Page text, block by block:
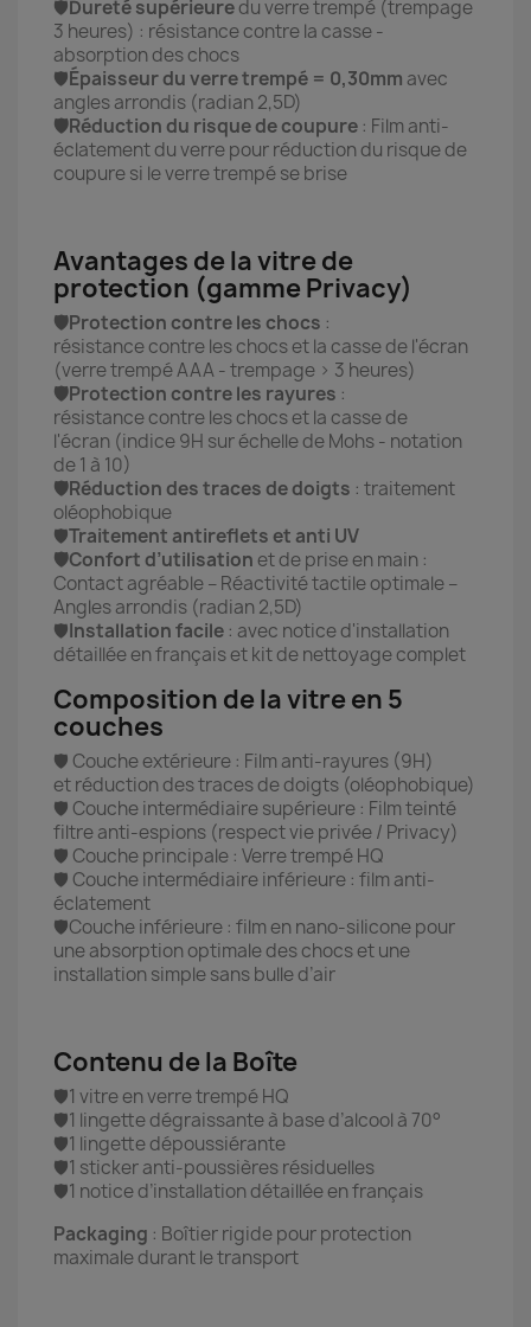
🛡️Dureté supérieuredu verre trempé (trempage
3 heures) : résistance contre la casse -
absorption des chocs
🛡️Épaisseur du verre trempé = 0,30mm avec
angles arrondis (radian 2,5D)
🛡️Réduction du risque de coupure : Film anti-
éclatement du verre pour réduction du risque de
coupure si le verre trempé se brise
Avantages de la vitre de
protection (gamme Privacy)
🛡️Protection contre les chocs :
résistance contre les chocs et la casse de l'écran
(verre trempé AAA - trempage > 3 heures)
🛡️Protection contre les rayures :
résistance contre les chocs et la casse de
l'écran (indice 9H sur échelle de Mohs - notation
de 1 à 10)
🛡️Réduction des traces de doigts : traitement
oléophobique
🛡️Traitement antireflets et anti UV
🛡️Confort d’utilisation et de prise en main :
Contact agréable – Réactivité tactile optimale –
Angles arrondis (radian 2,5D)
🛡️Installation facile : avec notice d'installation
détaillée en français et kit de nettoyage complet
Composition de la vitre en 5
couches
🛡️ Couche extérieure : Film anti-rayures (9H)
et réduction des traces de doigts (oléophobique)
🛡️ Couche intermédiaire supérieure : Film teinté
filtre anti-espions (respect vie privée / Privacy)
🛡️ Couche principale : Verre trempé HQ
🛡️ Couche intermédiaire inférieure : film anti-
éclatement
🛡️Couche inférieure : film en nano-silicone pour
une absorption optimale des chocs et une
installation simple sans bulle d’air
Contenu de la Boîte
🛡️1 vitre en verre trempé HQ
🛡️1 lingette dégraissante à base d’alcool à 70°
🛡️1 lingette dépoussiérante
🛡️1 sticker anti-poussières résiduelles
🛡️1 notice d’installation détaillée en français
Packaging : Boîtier rigide pour protection
maximale durant le transport